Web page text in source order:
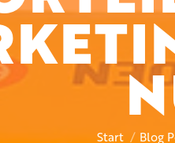
Start Blog